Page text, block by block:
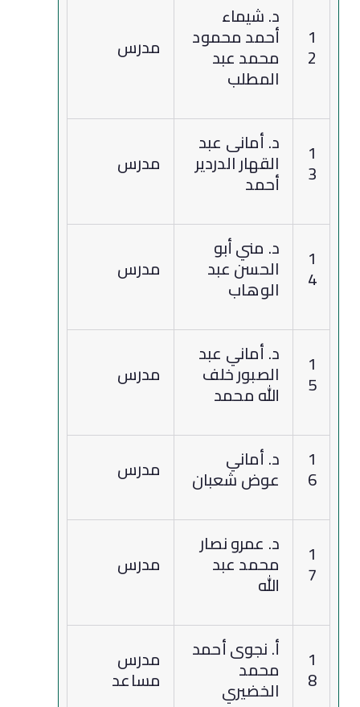
1
2
د. شيماء
أحمد محمود
محمد عبد
المطلب
مدرس
1
3
د. أمانى عبد
القهار الدردير
أحمد
مدرس
1
4
د. مني أبو
الحسن عبد
الوهاب
مدرس
1
5
د. أماني عبد
الصبور خلف
الله محمد
مدرس
1
6
د. أماني
عوض شعبان مدرس
1
7
د. عمرو نصار
محمد عبد
الله
مدرس
1
8
أ. نجوى أحمد
محمد
الخضيري
مدرس
مساعد